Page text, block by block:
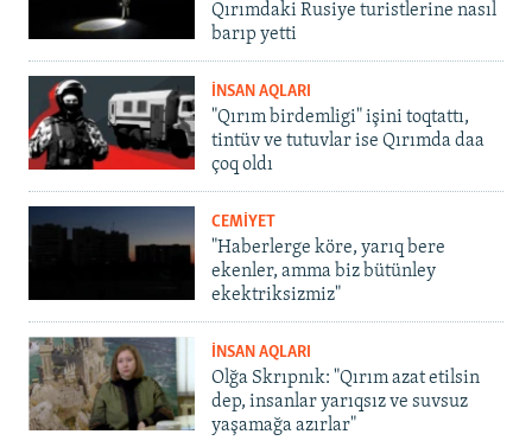
Qırımdaki Rusiye turistlerine nasıl
barıp yetti
İNSAN AQLARI
"Qırım birdemligi" işini toqtattı,
tintüv ve tutuvlar ise Qırımda daa
çoq oldı
CEMİYET
"Haberlerge köre, yarıq bere
ekenler, amma biz bütünley
ekektriksizmiz"
İNSAN AQLARI
Olğa Skrıpnık: "Qırım azat etilsin
dep, insanlar yarıqsız ve suvsuz
yaşamağa azırlar"